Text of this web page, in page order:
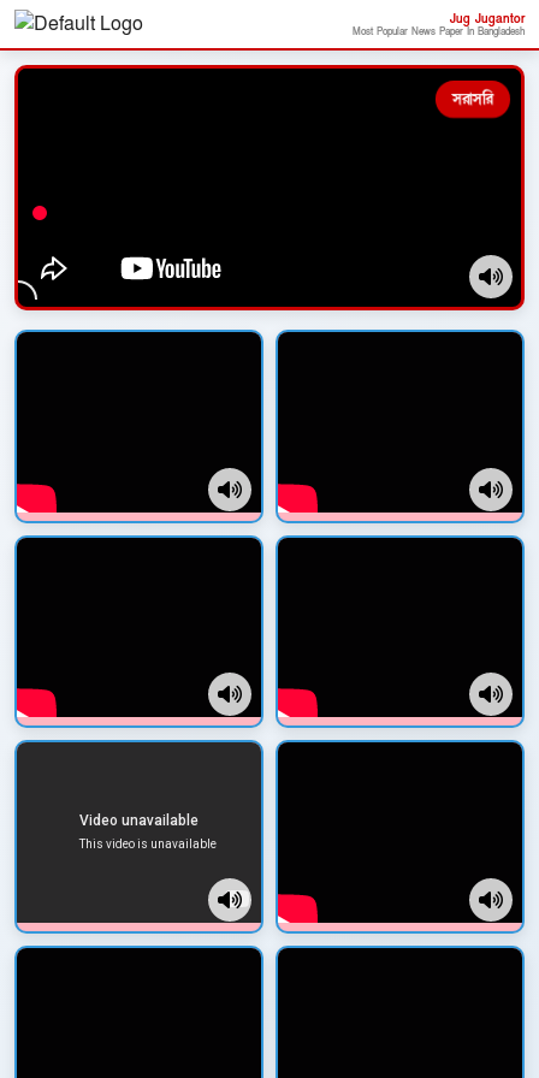
Jug Jugantor
Most Popular News Paper In Bangladesh
সরাসরি